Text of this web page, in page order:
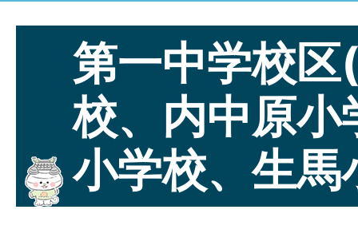
第一中学校
校、内中原小
小学校、生馬